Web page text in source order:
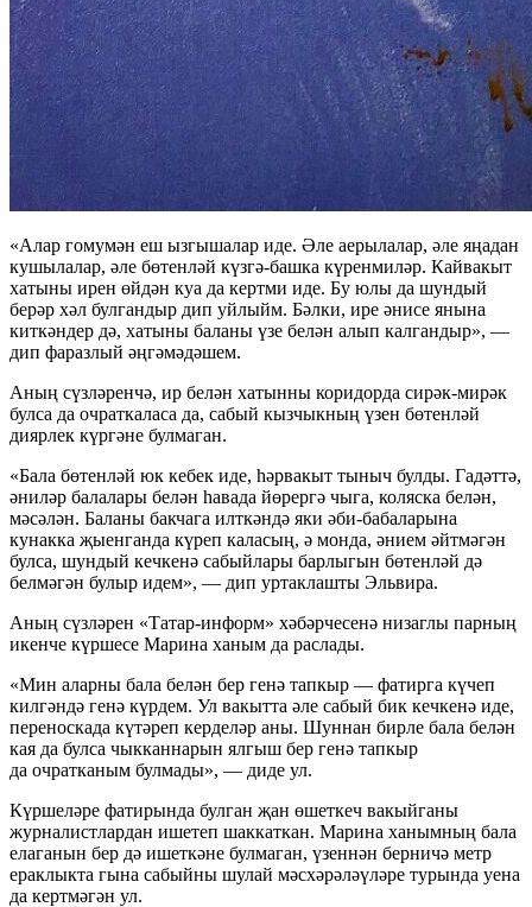
«Алар гомумән еш ызгышалар иде. Әле аерылалар, әле яңадан
кушылалар, әле бөтенләй күзгә-башка күренмиләр. Кайвакыт
хатыны ирен өйдән куа да кертми иде. Бу юлы да шундый
берәр хәл булгандыр дип уйлыйм. Бәлки, ире әнисе янына
киткәндер дә, хатыны баланы үзе белән алып калгандыр», —
дип фаразлый әңгәмәдәшем.
Аның сүзләренчә, ир белән хатынны коридорда сирәк-мирәк
булса да очраткаласа да, сабый кызчыкның үзен бөтенләй
диярлек күргәне булмаган.
«Бала бөтенләй юк кебек иде, һәрвакыт тыныч булды. Гадәттә,
әниләр балалары белән һавада йөрергә чыга, коляска белән,
мәсәлән. Баланы бакчага илткәндә яки әби-бабаларына
кунакка җыенганда күреп каласың, ә монда, әнием әйтмәгән
булса, шундый кечкенә сабыйлары барлыгын бөтенләй дә
белмәгән булыр идем», — дип уртаклашты Эльвира.
Аның сүзләрен «Татар-информ» хәбәрчесенә низаглы парның
икенче күршесе Марина ханым да раслады.
«Мин аларны бала белән бер генә тапкыр — фатирга күчеп
килгәндә генә күрдем. Ул вакытта әле сабый бик кечкенә иде,
переноскада күтәреп керделәр аны. Шуннан бирле бала белән
кая да булса чыкканнарын ялгыш бер генә тапкыр
да очратканым булмады», — диде ул.
Күршеләре фатирында булган җан өшеткеч вакыйганы
журналистлардан ишетеп шаккаткан. Марина ханымның бала
елаганын бер дә ишеткәне булмаган, үзеннән берничә метр
ераклыкта гына сабыйны шулай мәсхәрәләүләре турында уена
да кертмәгән ул.